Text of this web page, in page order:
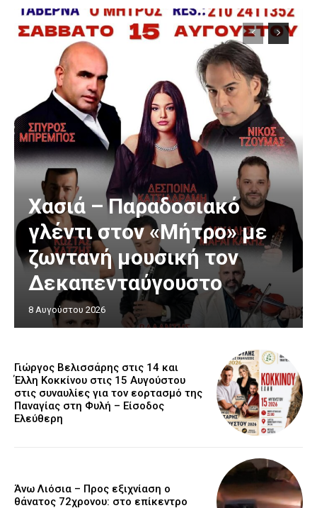
Χασιά – Παραδοσιακό
γλέντι στον «Μήτρο» με
ζωντανή μουσική τον
Δεκαπενταύγουστο
8 Αυγούστου 2026
Γιώργος Βελισσάρης στις 14 και
Έλλη Κοκκίνου στις 15 Αυγούστου
στις συναυλίες για τον εορτασμό της
Παναγίας στη Φυλή – Είσοδος
Ελεύθερη
Άνω Λιόσια – Προς εξιχνίαση ο
θάνατος 72χρονου: στο επίκεντρο